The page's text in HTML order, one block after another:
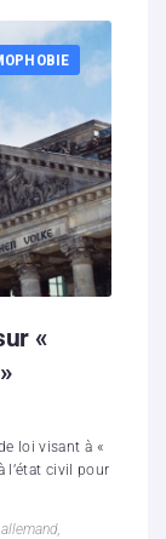
«
loi visant à «
l’état civil pour
,